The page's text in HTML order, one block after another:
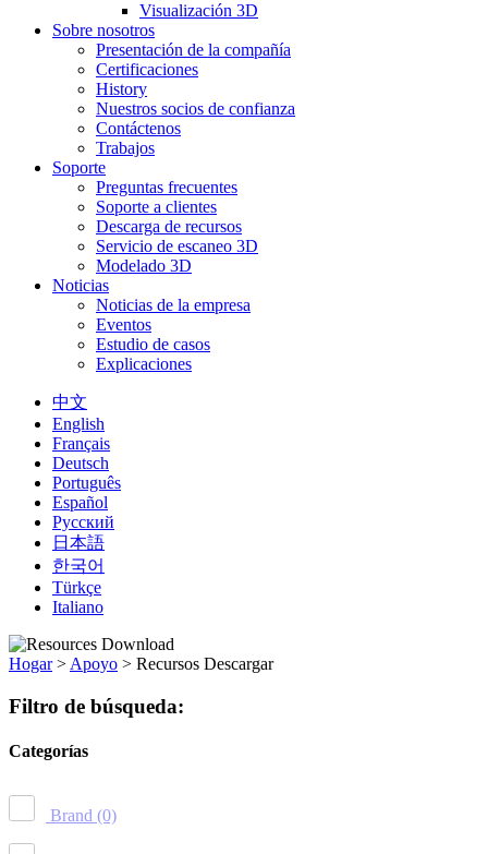
Visualización 3D
Sobre nosotros
Presentación de la compañía
Certificaciones
History
Nuestros socios de confianza
Contáctenos
Trabajos
Soporte
Preguntas frecuentes
Soporte a clientes
Descarga de recursos
Servicio de escaneo 3D
Modelado 3D
Noticias
Noticias de la empresa
Eventos
Estudio de casos
Explicaciones
中文
English
Français
Deutsch
Português
Español
Русский
日本語
한국어
Türkçe
Italiano
Hogar > Apoyo > Recursos Descargar
Filtro de búsqueda:
Categorías
Brand (0)